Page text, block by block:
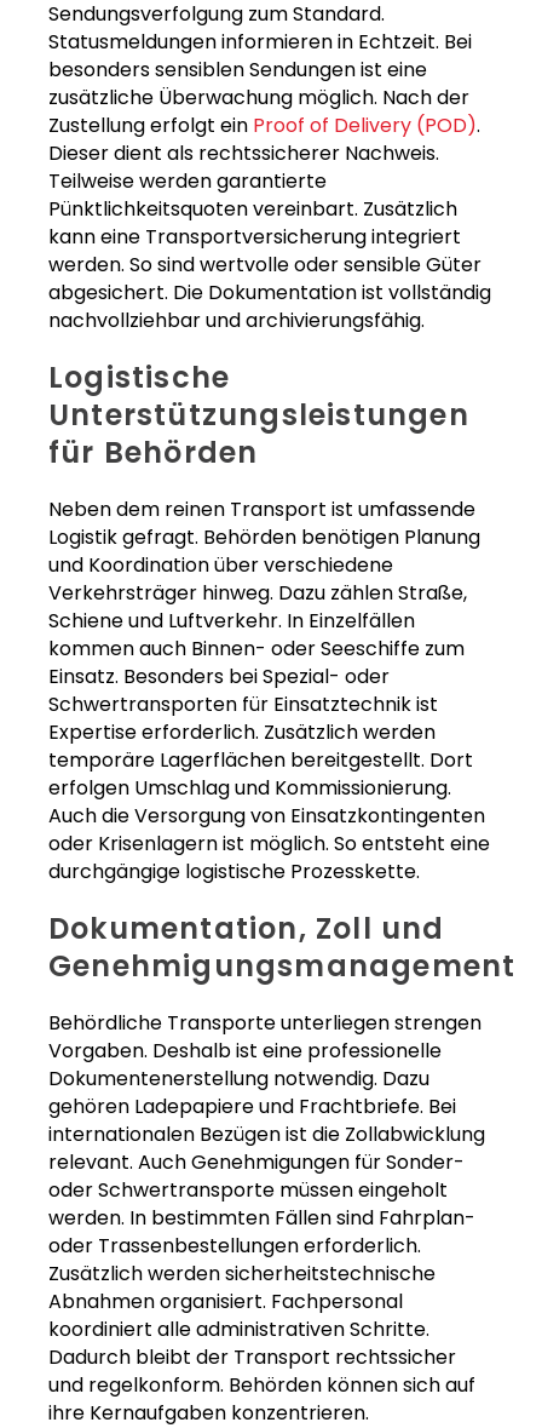
Sendungsverfolgung zum Standard.
Statusmeldungen informieren in Echtzeit. Bei
besonders sensiblen Sendungen ist eine
zusätzliche Überwachung möglich. Nach der
Zustellung erfolgt ein Proof of Delivery (POD).
Dieser dient als rechtssicherer Nachweis.
Teilweise werden garantierte
Pünktlichkeitsquoten vereinbart. Zusätzlich
kann eine Transportversicherung integriert
werden. So sind wertvolle oder sensible Güter
abgesichert. Die Dokumentation ist vollständig
nachvollziehbar und archivierungsfähig.
Logistische
Unterstützungsleistungen
für Behörden
Neben dem reinen Transport ist umfassende
Logistik gefragt. Behörden benötigen Planung
und Koordination über verschiedene
Verkehrsträger hinweg. Dazu zählen Straße,
Schiene und Luftverkehr. In Einzelfällen
kommen auch Binnen- oder Seeschiffe zum
Einsatz. Besonders bei Spezial- oder
Schwertransporten für Einsatztechnik ist
Expertise erforderlich. Zusätzlich werden
temporäre Lagerflächen bereitgestellt. Dort
erfolgen Umschlag und Kommissionierung.
Auch die Versorgung von Einsatzkontingenten
oder Krisenlagern ist möglich. So entsteht eine
durchgängige logistische Prozesskette.
Dokumentation, Zoll und
Genehmigungsmanagement
Behördliche Transporte unterliegen strengen
Vorgaben. Deshalb ist eine professionelle
Dokumentenerstellung notwendig. Dazu
gehören Ladepapiere und Frachtbriefe. Bei
internationalen Bezügen ist die Zollabwicklung
relevant. Auch Genehmigungen für Sonder-
oder Schwertransporte müssen eingeholt
werden. In bestimmten Fällen sind Fahrplan-
oder Trassenbestellungen erforderlich.
Zusätzlich werden sicherheitstechnische
Abnahmen organisiert. Fachpersonal
koordiniert alle administrativen Schritte.
Dadurch bleibt der Transport rechtssicher
und regelkonform. Behörden können sich auf
ihre Kernaufgaben konzentrieren.